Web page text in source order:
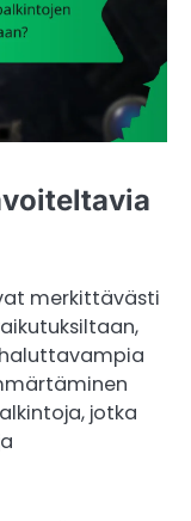
merkittävästi
jotka